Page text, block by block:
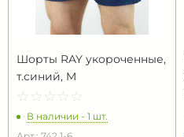
Шорты RAY укороченные,
т.синий, M
☆ ☆ ☆ ☆ ☆
★ ★ ★ ★ ★
В наличии - 1 шт.